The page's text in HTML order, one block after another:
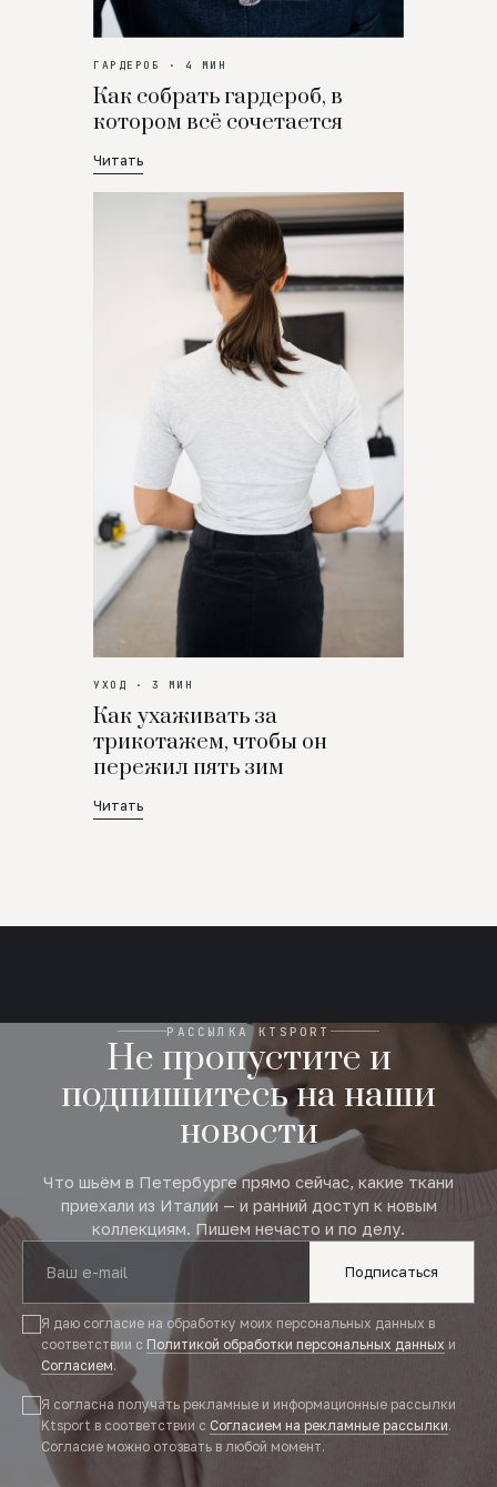
ГАРДЕРОБ · 4 МИН
Как собрать гардероб, в
котором всё сочетается
Читать
УХОД · 3 МИН
Как ухаживать за
трикотажем, чтобы он
пережил пять зим
Читать
РАССЫЛКА KTSPORT
Не пропустите и
подпишитесь на наши
новости
Что шьём в Петербурге прямо сейчас, какие ткани
приехали из Италии — и ранний доступ к новым
коллекциям. Пишем нечасто и по делу.
Подписаться
Я даю согласие на обработку моих персональных данных в
соответствии с Политикой обработки персональных данных и
Согласием.
Я согласна получать рекламные и информационные рассылки
Ktsport в соответствии с Согласием на рекламные рассылки.
Согласие можно отозвать в любой момент.